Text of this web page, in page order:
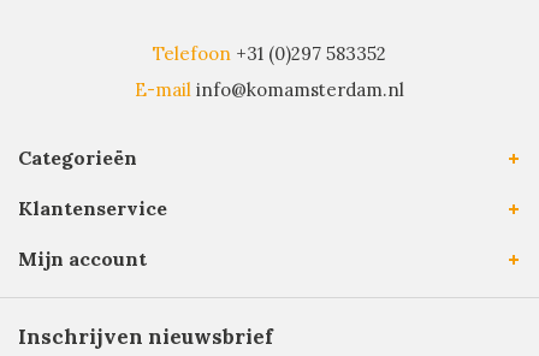
Telefoon +31 (0)297 583352
E-mail info@komamsterdam.nl
Categorieën
Klantenservice
Mijn account
Inschrijven nieuwsbrief